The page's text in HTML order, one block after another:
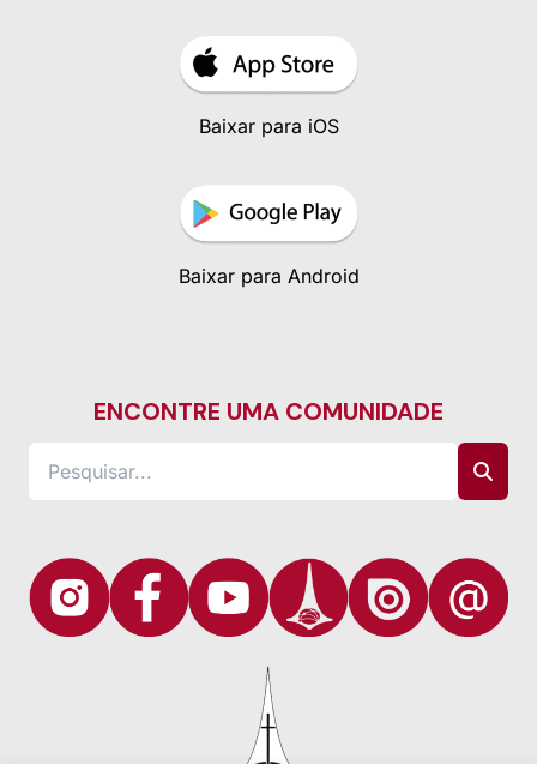
Baixar para iOS
Baixar para Android
ENCONTRE UMA COMUNIDADE